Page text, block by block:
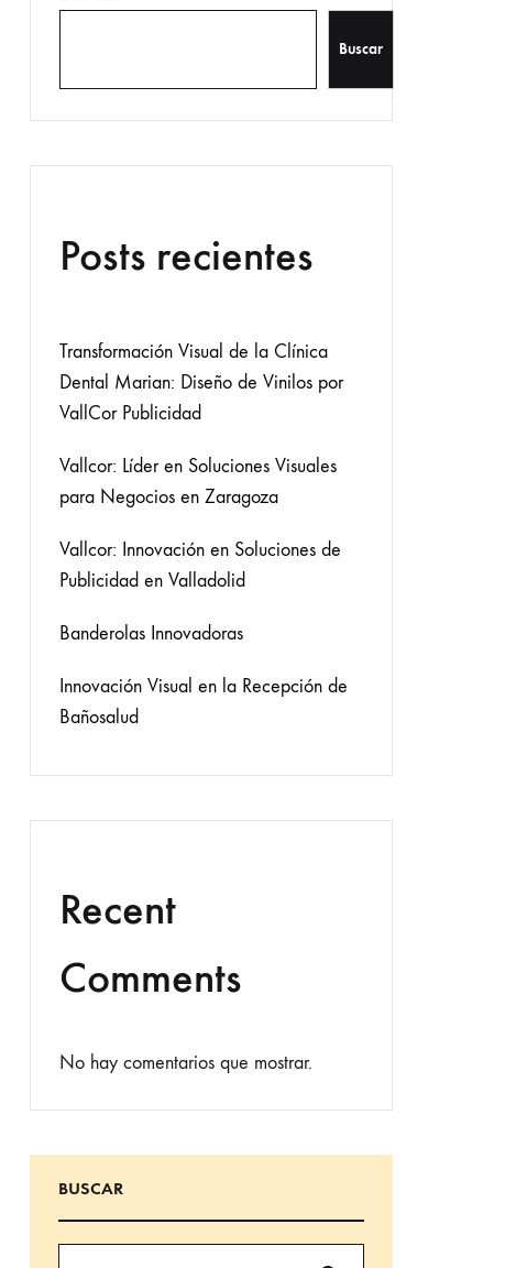
Buscar
Posts recientes
Transformación Visual de la Clínica
Dental Marian: Diseño de Vinilos por
VallCor Publicidad
Vallcor: Líder en Soluciones Visuales
para Negocios en Zaragoza
Vallcor: Innovación en Soluciones de
Publicidad en Valladolid
Banderolas Innovadoras
Innovación Visual en la Recepción de
Bañosalud
Recent
Comments
No hay comentarios que mostrar.
BUSCAR